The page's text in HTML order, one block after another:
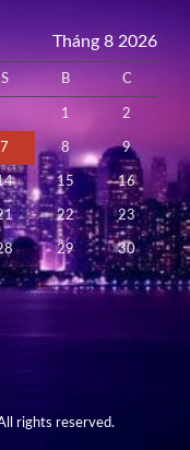
Tháng 8 2026
S B C
1 2
7 8 9
15 16
22 23
29 30
rights reserved.